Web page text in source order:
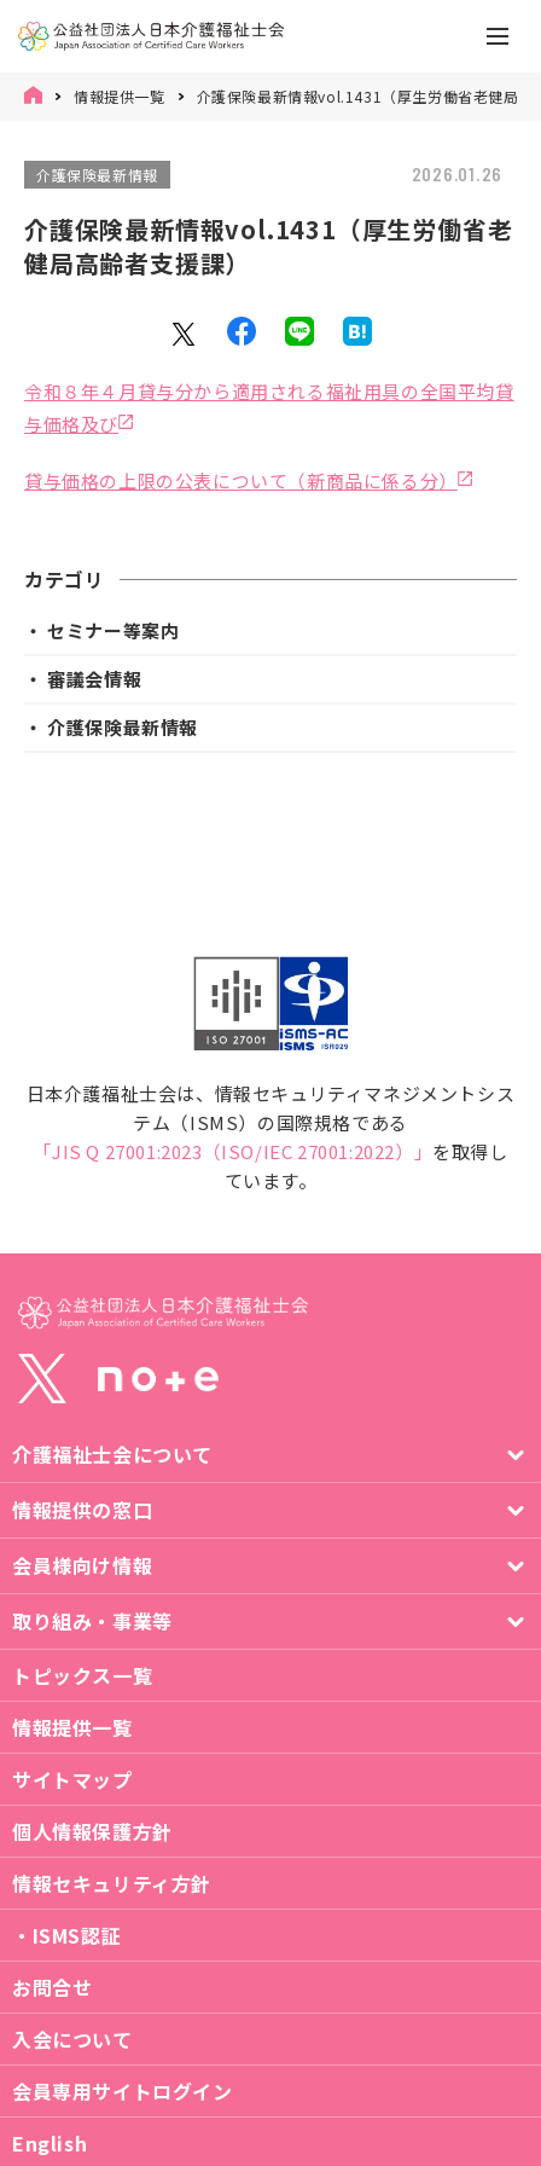
情報提供一覧 介護保険最新情報vol.1431（厚生労働省老健局高
介護保険最新情報 2026.01.26
介護保険最新情報vol.1431（厚生労働省老
健局高齢者支援課）
令和８年４月貸与分から適用される福祉用具の全国平均貸
与価格及び
貸与価格の上限の公表について（新商品に係る分）
カテゴリ
・ セミナー等案内
・ 審議会情報
・ 介護保険最新情報
日本介護福祉士会は、情報セキュリティマネジメントシス
テム（ISMS）の国際規格である
「JIS Q 27001:2023（ISO/IEC 27001:2022）」 を取得し
ています。
介護福祉士会について
情報提供の窓口
会員様向け情報
取り組み・事業等
トピックス一覧
情報提供一覧
サイトマップ
個人情報保護方針
情報セキュリティ方針
・ISMS認証
お問合せ
入会について
会員専用サイトログイン
English